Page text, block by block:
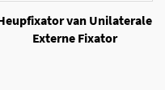
van Unilaterale
Externe Fixator